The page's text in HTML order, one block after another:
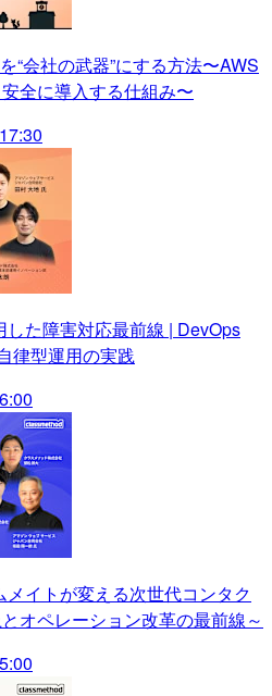
“会社の武器”にする方法〜AWS
全に導入する仕組み〜
した障害対応最前線 | DevOps
律型運用の実践
メイトが変える次世代コンタク
オペレーション改革の最前線～